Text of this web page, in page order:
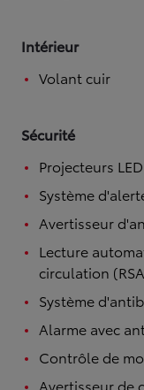
Intérieur
Volant cuir
Sécurité
Projecteurs LED
Système
Avertisseur
Lecture
circulation
Système
Alarme avec
Contrôle de
Avertisseur de